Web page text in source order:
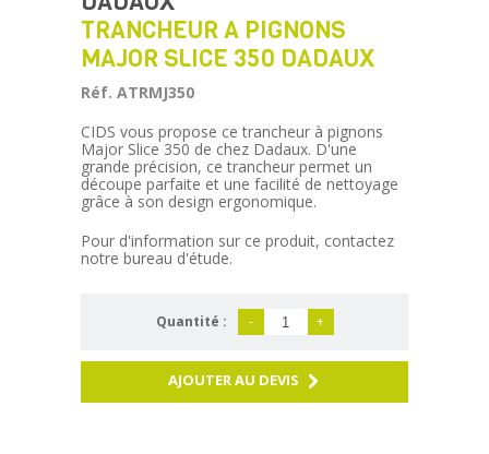
TRANCHEUR A PIGNONS
MAJOR SLICE 350 DADAUX
Réf. ATRMJ350
CIDS vous propose ce trancheur à pignons
Major Slice 350 de chez Dadaux. D'une
grande précision, ce trancheur permet un
découpe parfaite et une facilité de nettoyage
grâce à son design ergonomique.
Pour d'information sur ce produit, contactez
notre bureau d'étude.
Quantité : - +
AJOUTER AU DEVIS